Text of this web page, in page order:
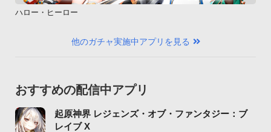
ハロー・ヒーロー
他のガチャ実施中アプリを見る
おすすめの配信中アプリ
起原神界 レジェンズ・オブ・ファンタジー：ブ
レイブ X